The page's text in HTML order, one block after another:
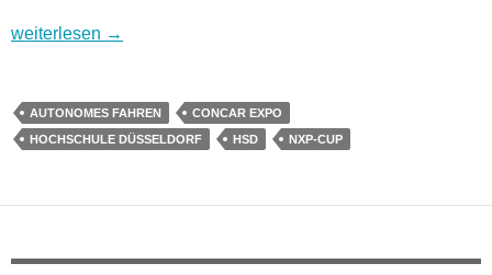
Autonomes Fahren im kleinen Stil – intelligente Fahrzeuge
weiterlesen →
AUTONOMES FAHREN
CONCAR EXPO
HOCHSCHULE DÜSSELDORF
HSD NXP-CUP